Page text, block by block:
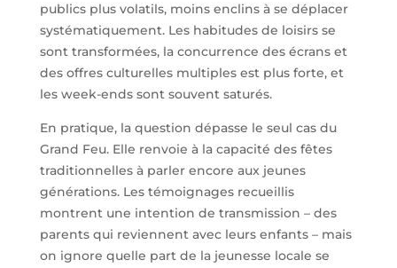
publics plus volatils, moins enclins à se déplacer
systématiquement. Les habitudes de loisirs se
sont transformées, la concurrence des écrans et
des offres culturelles multiples est plus forte, et
les week-ends sont souvent saturés.
En pratique, la question dépasse le seul cas du
Grand Feu. Elle renvoie à la capacité des fêtes
traditionnelles à parler encore aux jeunes
générations. Les témoignages recueillis
montrent une intention de transmission – des
parents qui reviennent avec leurs enfants – mais
on ignore quelle part de la jeunesse locale se